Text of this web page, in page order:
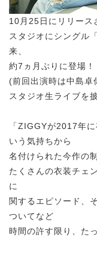
10月25日にリリース
スタジオにシングル
来、
約7ヵ月ぶりに登場！
(前回出演時は中島卓
スタジオ生ライブを
「ZIGGYが2017年
いう気持ちから
名付けられた今作の
たくさんの衣装チェ
に
関するエピソード、
ついてなど
時間の許す限り、た